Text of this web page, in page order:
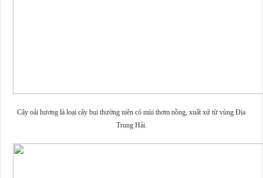
Cây oải hương là loại cây bụi thường niên có mùi thơm nồng, xuất xứ từ vùng Địa
Trung Hải.